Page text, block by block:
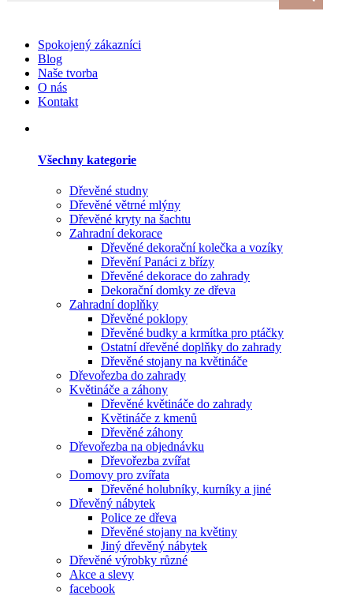
Spokojený zákazníci
Blog
Naše tvorba
O nás
Kontakt
Všechny kategorie
Dřevěné studny
Dřevěné větrné mlýny
Dřevěné kryty na šachtu
Zahradní dekorace
Dřevěné dekorační kolečka a vozíky
Dřevění Panáci z břízy
Dřevěné dekorace do zahrady
Dekorační domky ze dřeva
Zahradní doplňky
Dřevěné poklopy
Dřevěné budky a krmítka pro ptáčky
Ostatní dřevěné doplňky do zahrady
Dřevěné stojany na květináče
Dřevořezba do zahrady
Květináče a záhony
Dřevěné květináče do zahrady
Květináče z kmenů
Dřevěné záhony
Dřevořezba na objednávku
Dřevořezba zvířat
Domovy pro zvířata
Dřevěné holubníky, kurníky a jiné
Dřevěný nábytek
Police ze dřeva
Dřevěné stojany na květiny
Jiný dřevěný nábytek
Dřevěné výrobky různé
Akce a slevy
facebook